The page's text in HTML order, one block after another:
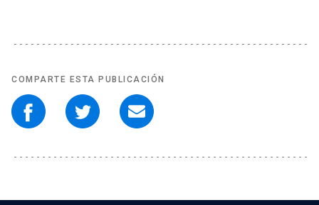
COMPARTE ESTA PUBLICACIÓN